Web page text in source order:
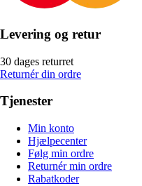
Levering og retur
30 dages returret
Returnér din ordre
Tjenester
Min konto
Hjælpecenter
Følg min ordre
Returnér min ordre
Rabatkoder